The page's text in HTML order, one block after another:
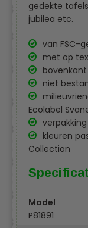
gedekte
jubilea etc.
van FSC-
met op
niet
Ecolabel
kleuren
Collection
Model
P81891